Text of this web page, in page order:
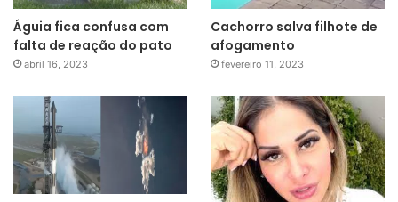
Águia fica confusa com
falta de reação do pato
abril 16, 2023
Cachorro salva filhote de
afogamento
fevereiro 11, 2023